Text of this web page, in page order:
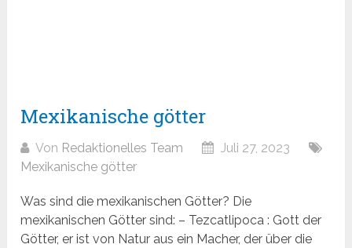
Mexikanische götter
Von Redaktionelles Team
Juli 27, 2023
Mexikanische götter
Was sind die mexikanischen Götter? Die
mexikanischen Götter sind: – Tezcatlipoca : Gott der
Götter, er ist von Natur aus ein Macher, der über die